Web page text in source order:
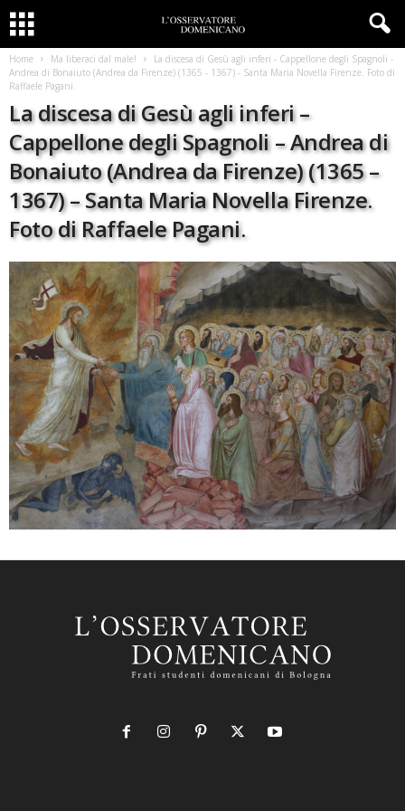
Home Ma liberaci dal male!
La discesa di Gesù agli inferi - Cappellone degli Spagnoli -
Andrea di Bonaiuto (Andrea da Firenze) (1365 - 1367) - Santa Maria Novella Firenze. Foto di
Raffaele Pagani.
La discesa di Gesù agli inferi –
Cappellone degli Spagnoli – Andrea di
Bonaiuto (Andrea da Firenze) (1365 –
1367) – Santa Maria Novella Firenze.
Foto di Raffaele Pagani.